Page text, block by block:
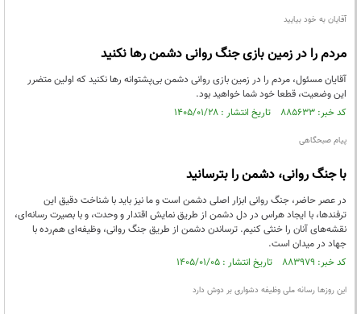
آقایان به خود بیایید
مردم را در زمین بازی جنگ روانی دشمن رها نکنید
آقایان مسئول، مردم را در زمین بازی روانی دشمن بی‌پشتوانه رها نکنید که اولین متضرر
این وضعیت، قطعا خود شما خواهید بود.
کد خبر: ۸۸۵۶۳۳ تاریخ انتشار : ۱۴۰۵/۰۱/۲۸
پیام صبحگاهی
با جنگ روانی، دشمن را بترسانید
در عصر حاضر، جنگ روانی ابزار اصلی دشمن است و ما نیز باید با شناخت دقیق این
ترفندها، با ایجاد هراس در دل دشمن از طریق نمایش اقتدار و وحدت، و با بصیرت رسانه‌ای،
نقشه‌های آنان را خنثی کنیم. ترساندن دشمن از طریق جنگ روانی، وظیفه‌ای هم‌رده با
جهاد در میدان است.
کد خبر: ۸۸۳۹۷۹ تاریخ انتشار : ۱۴۰۵/۰۱/۰۵
این روزها رسانه ملی وظیفه دشواری بر دوش دارد